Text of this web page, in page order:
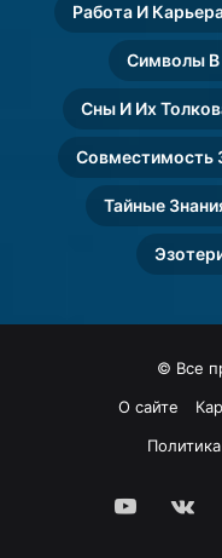
Работа И
Символы В
Сны И Их
Совместимость
Тайные
© Все
О сайте
YouTube